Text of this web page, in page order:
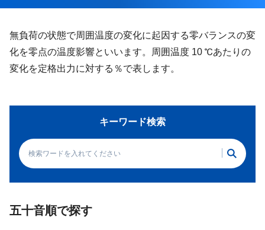
無負荷の状態で周囲温度の変化に起因する零バランスの変
化を零点の温度影響といいます。周囲温度 10 ℃あたりの
変化を定格出力に対する％で表します。
キーワード検索
五十音順で探す